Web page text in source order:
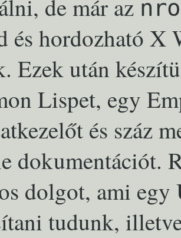
de már az
és hordozható X
Ezek után
Lispet, egy
és száz
dokumentációt.
dolgot, ami
tudunk,